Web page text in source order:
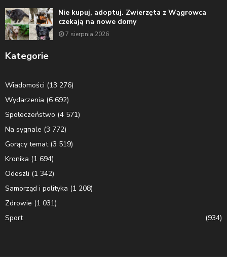
Nie kupuj, adoptuj. Zwierzęta z Wągrowca
czekają na nowe domy
7 sierpnia 2026
Kategorie
Wiadomości (13 276)
Wydarzenia (6 692)
Społeczeństwo (4 571)
Na sygnale (3 772)
Gorący temat(3 519)
Kronika (1 694)
Odeszli (1 342)
Samorząd i polityka (1 208)
Zdrowie (1 031)
Sport
(934)